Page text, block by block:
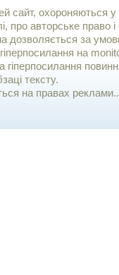
сайт, охороняються у
про авторське право і
дозволяється за
на
тексту.
на правах реклами..